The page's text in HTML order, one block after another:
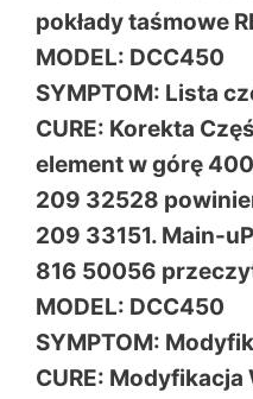
pokłady taśmowe
MODEL: DCC450
SYMPTOM: Lista
CURE: Korekta
element w górę
209 32528
209 33151. Main-
816 50056
MODEL: DCC450
SYMPTOM:
CURE: